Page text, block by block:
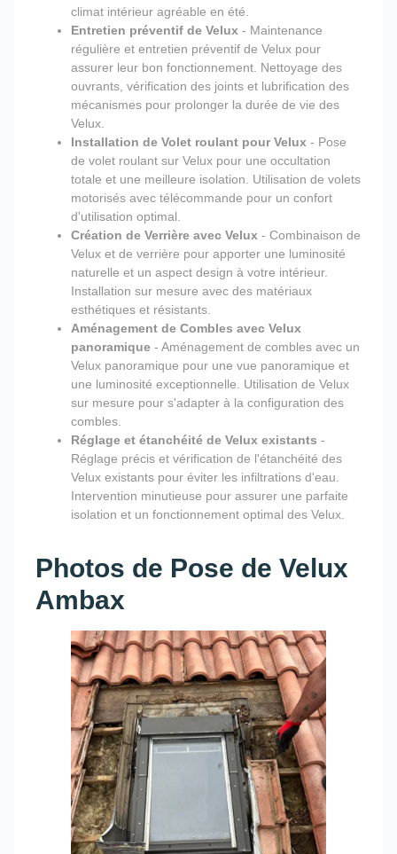
climat intérieur agréable en été.
Entretien préventif de Velux - Maintenance
régulière et entretien préventif de Velux pour
assurer leur bon fonctionnement. Nettoyage des
ouvrants, vérification des joints et lubrification des
mécanismes pour prolonger la durée de vie des
Velux.
Installation de Volet roulant pour Velux - Pose
de volet roulant sur Velux pour une occultation
totale et une meilleure isolation. Utilisation de volets
motorisés avec télécommande pour un confort
d'utilisation optimal.
Création de Verrière avec Velux - Combinaison de
Velux et de verrière pour apporter une luminosité
naturelle et un aspect design à votre intérieur.
Installation sur mesure avec des matériaux
esthétiques et résistants.
Aménagement de Combles avec Velux
panoramique - Aménagement de combles avec un
Velux panoramique pour une vue panoramique et
une luminosité exceptionnelle. Utilisation de Velux
sur mesure pour s'adapter à la configuration des
combles.
Réglage et étanchéité de Velux existants -
Réglage précis et vérification de l'étanchéité des
Velux existants pour éviter les infiltrations d'eau.
Intervention minutieuse pour assurer une parfaite
isolation et un fonctionnement optimal des Velux.
Photos de Pose de Velux
Ambax